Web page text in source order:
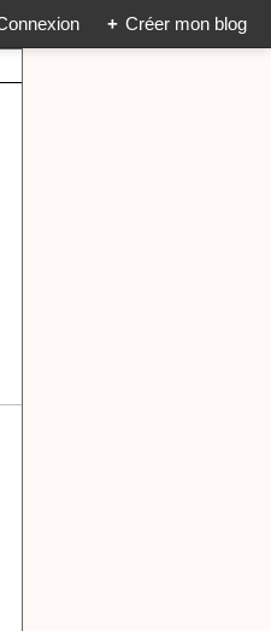
+ Créer mon blog